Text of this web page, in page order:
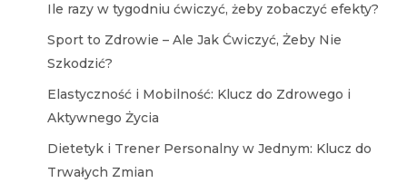
Ile razy w tygodniu ćwiczyć, żeby zobaczyć efekty?
Sport to Zdrowie – Ale Jak Ćwiczyć, Żeby Nie
Szkodzić?
Elastyczność i Mobilność: Klucz do Zdrowego i
Aktywnego Życia
Dietetyk i Trener Personalny w Jednym: Klucz do
Trwałych Zmian